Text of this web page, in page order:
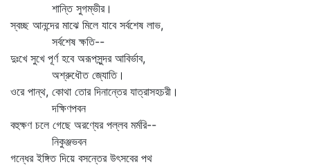
শান্তি সুগম্ভীর।
স্বচ্ছ আনন্দের মাঝে মিলে যাবে সর্বশেষ লাভ,
সর্বশেষ ক্ষতি--
দুঃখে সুখে পূর্ণ হবে অরূপসুন্দর আবির্ভাব,
অশ্রুধৌত জ্যোতি।
ওরে পান্থ, কোথা তোর দিনান্তের যাত্রাসহচরী।
দক্ষিণপবন
বহুক্ষণ চলে গেছে অরণ্যের পল্লব মর্মরি--
নিকুঞ্জভবন
গন্ধের ইঙ্গিত দিয়ে বসন্তের উৎসবের পথ